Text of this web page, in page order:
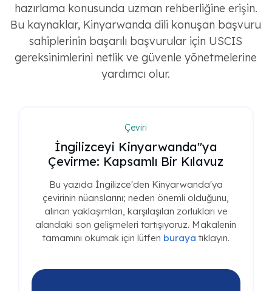
hazırlama konusunda uzman rehberliğine erişin.
Bu kaynaklar, Kinyarwanda dili konuşan başvuru
sahiplerinin başarılı başvurular için USCIS
gereksinimlerini netlik ve güvenle yönetmelerine
yardımcı olur.
Çeviri
İngilizceyi Kinyarwanda"ya
Çevirme: Kapsamlı Bir Kılavuz
Bu yazıda İngilizce'den Kinyarwanda'ya
çevirinin nüanslarını; neden önemli olduğunu,
alınan yaklaşımları, karşılaşılan zorlukları ve
alandaki son gelişmeleri tartışıyoruz. Makalenin
tamamını okumak için lütfen buraya tıklayın.